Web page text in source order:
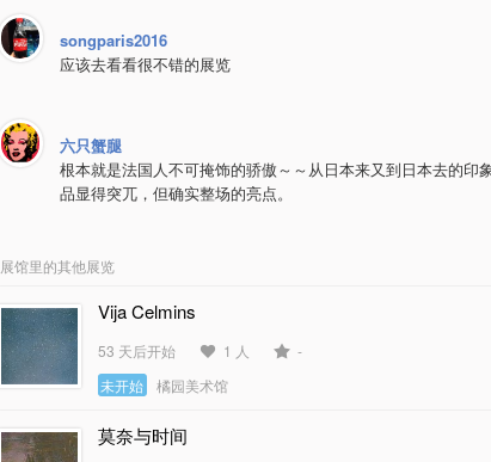
songparis2016
应该去看看很不错的展览
六只蟹腿
根本就是法国人不可掩饰的骄傲～～从日本来又到日本去的印
品显得突兀，但确实整场的亮点。
展馆里的其他展览
Vija Celmins
53 天后开始 1 人
-
未开始
橘园美术馆
莫奈与时间